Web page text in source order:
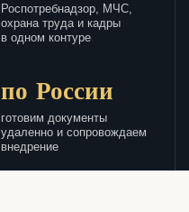
Роспотребнадзор, МЧС,
охрана труда и кадры
в одном контуре
по России
готовим документы
удаленно и сопровождаем
внедрение